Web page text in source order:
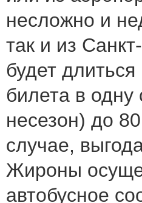
несложно и
так и из
будет
билета в одну
несезон) до
случае,
Жироны
автобусное